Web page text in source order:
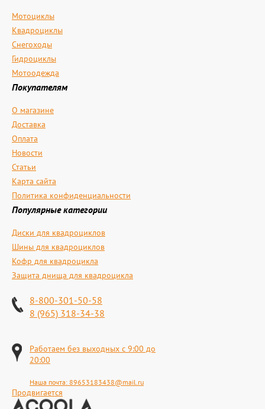
Мотоциклы
Квадроциклы
Снегоходы
Гидроциклы
Мотоодежда
Покупателям
О магазине
Доставка
Оплата
Новости
Статьи
Карта сайта
Политика конфиденциальности
Популярные категории
Диски для квадроциклов
Шины для квадроциклов
Кофр для квадроцикла
Защита днища для квадроцикла
8-800-301-50-58
8 (965) 318-34-38
Работаем без выходных с 9:00 до
20:00
Наша почта: 89653183438@mail.ru
Продвигается